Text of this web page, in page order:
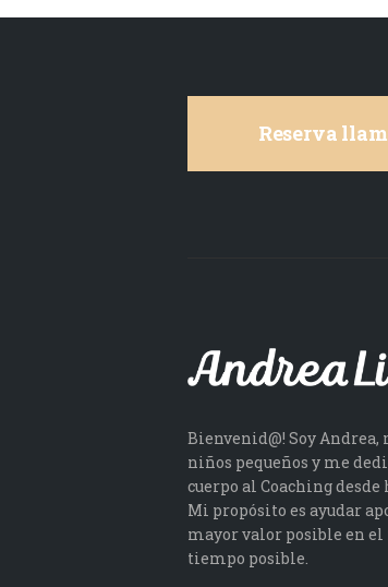
Reserva
Bienvenid@! Soy Andrea,
niños pequeños y me
cuerpo al Coaching desde
Mi propósito es ayudar
mayor valor posible en
tiempo posible.